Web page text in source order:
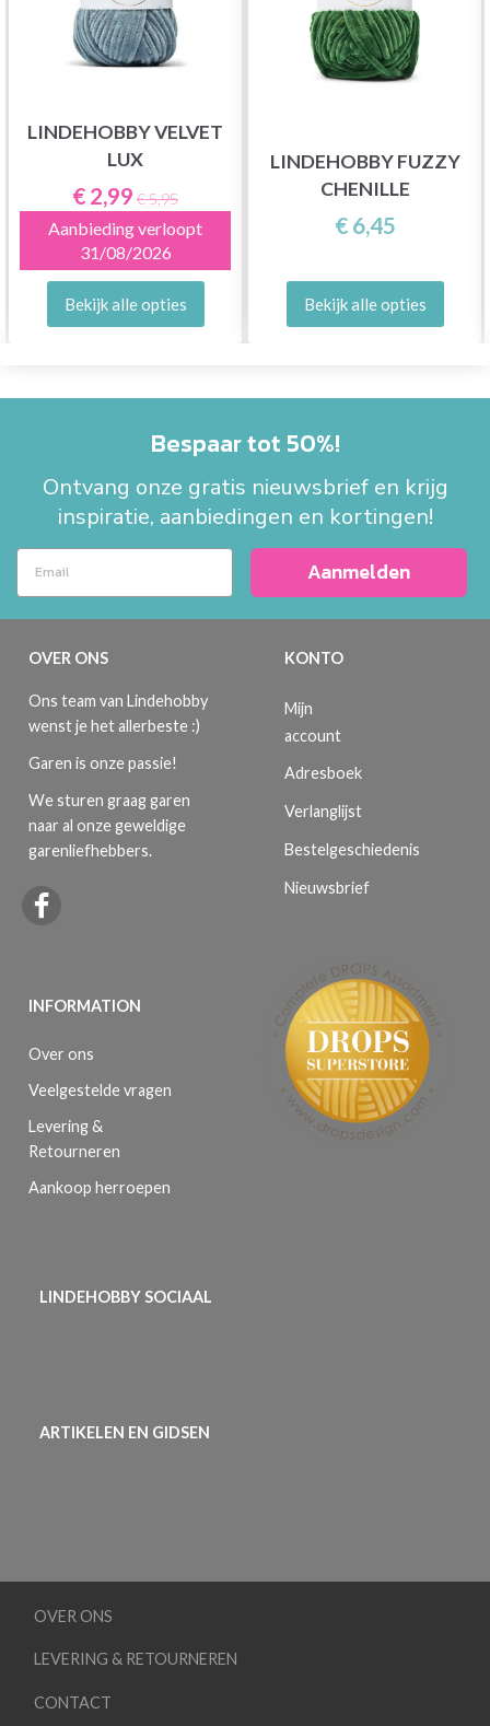
LINDEHOBBY VELVET
LUX
€ 2,99 € 5,95
Aanbieding verloopt
31/08/2026
Bekijk alle opties
LINDEHOBBY FUZZY
CHENILLE
€ 6,45
Bekijk alle opties
Bespaar tot 50%!
Ontvang onze gratis nieuwsbrief en krijg
inspiratie, aanbiedingen en kortingen!
Aanmelden
OVER ONS
Ons team van Lindehobby
wenst je het allerbeste :)
Garen is onze passie!
We sturen graag garen
naar al onze geweldige
garenliefhebbers.
INFORMATION
Over ons
Veelgestelde vragen
Levering &
Retourneren
Aankoop herroepen
KONTO
Mijn
account
Adresboek
Verlanglijst
Bestelgeschiedenis
Nieuwsbrief
LINDEHOBBY SOCIAAL
ARTIKELEN EN GIDSEN
OVER ONS
LEVERING & RETOURNEREN
CONTACT